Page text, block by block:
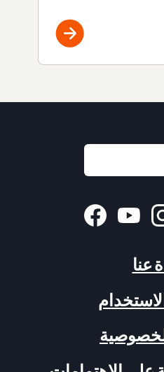
عنا